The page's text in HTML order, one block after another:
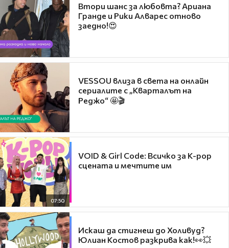
Втори шанс за любовта? Ариана
Гранде и Рики Алварес отново
заедно!😍
VESSOU влиза в света на онлайн
сериалите с „Кварталът на
Реджо“ 🤩🎬
07:50
VOID & Girl Code: Всичко за K-pop
сцената и мечтите им
Искаш да стигнеш до Холивуд?
Юлиан Костов разкрива как!👀💥